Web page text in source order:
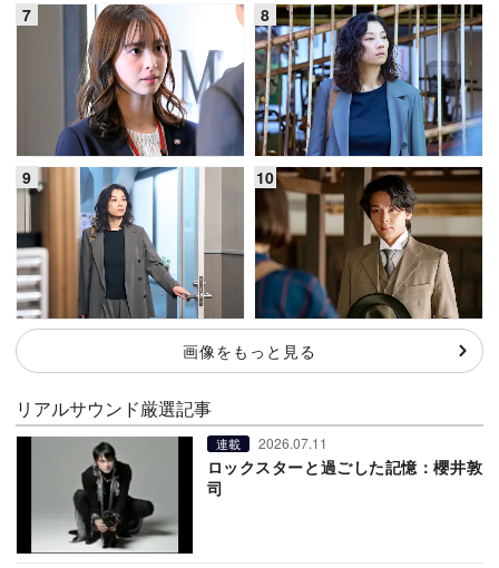
画像をもっと見る
リアルサウンド厳選記事
連載 2026.07.11
ロックスターと過ごした記憶：櫻井敦
司